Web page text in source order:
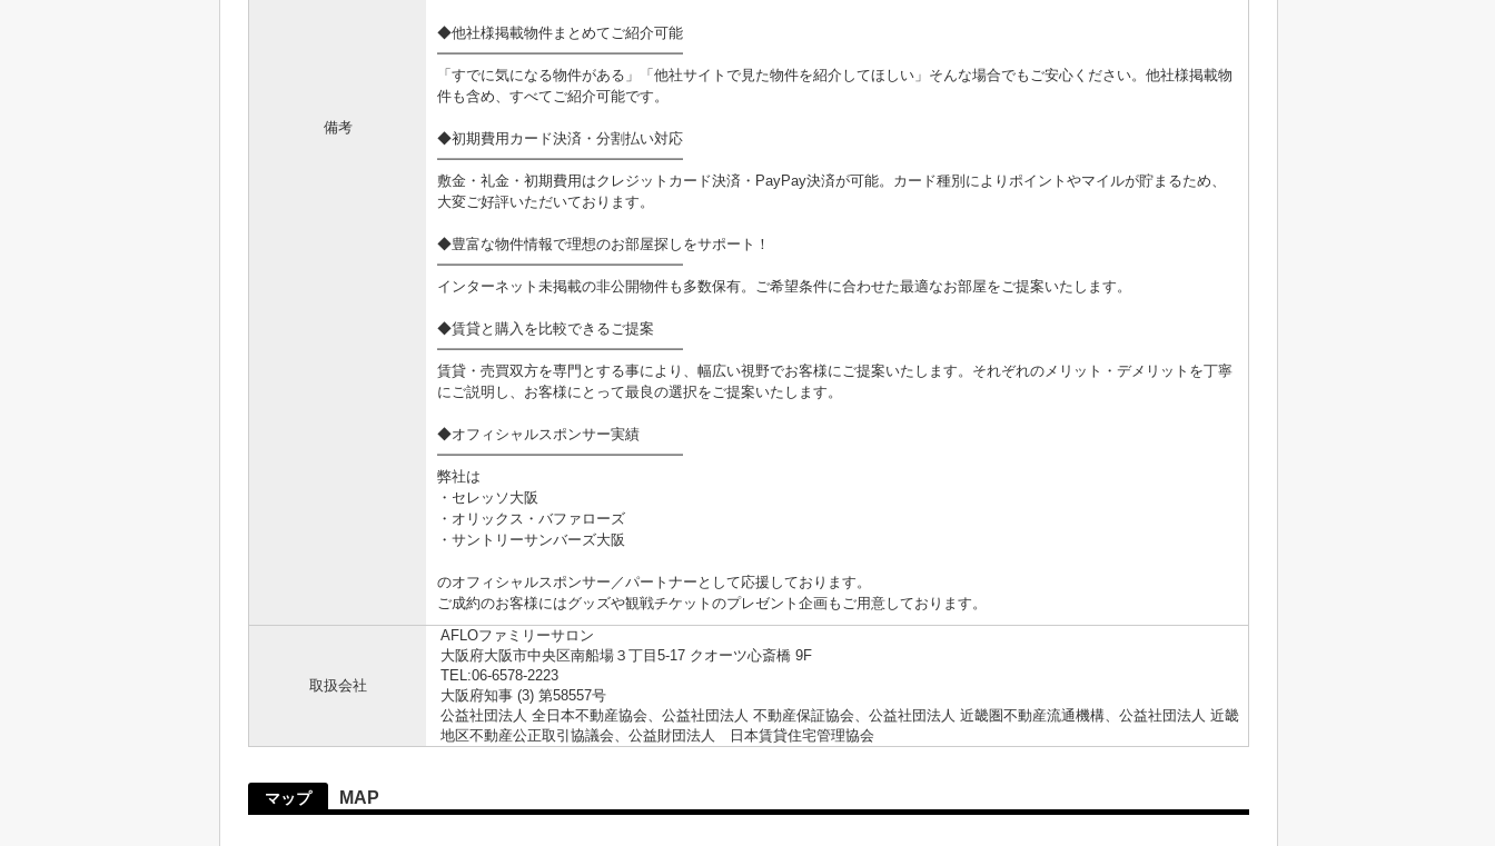
備考
◆他社様掲載物件まとめてご紹介可能
━━━━━━━━━━━━━━━━━
「すでに気になる物件がある」「他社サイトで見た物件を紹介してほしい」そんな場合でもご安心ください。他社様掲載物
件も含め、すべてご紹介可能です。
◆初期費用カード決済・分割払い対応
━━━━━━━━━━━━━━━━━
敷金・礼金・初期費用はクレジットカード決済・PayPay決済が可能。カード種別によりポイントやマイルが貯まるため、
大変ご好評いただいております。
◆豊富な物件情報で理想のお部屋探しをサポート！
━━━━━━━━━━━━━━━━━
インターネット未掲載の非公開物件も多数保有。ご希望条件に合わせた最適なお部屋をご提案いたします。
◆賃貸と購入を比較できるご提案
━━━━━━━━━━━━━━━━━
賃貸・売買双方を専門とする事により、幅広い視野でお客様にご提案いたします。それぞれのメリット・デメリットを丁寧
にご説明し、お客様にとって最良の選択をご提案いたします。
◆オフィシャルスポンサー実績
━━━━━━━━━━━━━━━━━
弊社は
・セレッソ大阪
・オリックス・バファローズ
・サントリーサンバーズ大阪
のオフィシャルスポンサー／パートナーとして応援しております。
ご成約のお客様にはグッズや観戦チケットのプレゼント企画もご用意しております。
取扱会社
AFLOファミリーサロン
大阪府大阪市中央区南船場３丁目5-17 クオーツ心斎橋 9F
TEL:06-6578-2223
大阪府知事 (3) 第58557号
公益社団法人 全日本不動産協会、公益社団法人 不動産保証協会、公益社団法人 近畿圏不動産流通機構、公益社団法人 近畿
地区不動産公正取引協議会、公益財団法人 日本賃貸住宅管理協会
マップ MAP